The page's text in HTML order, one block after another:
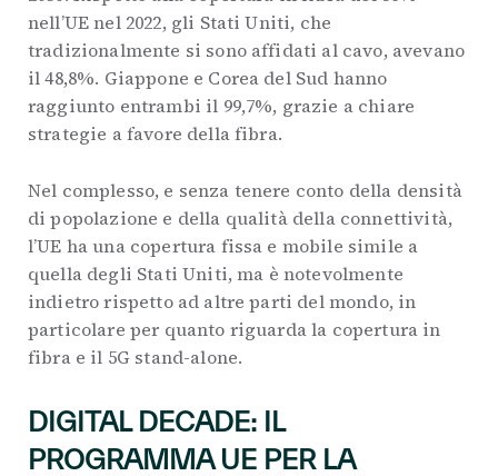
nell’UE nel 2022, gli Stati Uniti, che
tradizionalmente si sono affidati al cavo, avevano
il 48,8%. Giappone e Corea del Sud hanno
raggiunto entrambi il 99,7%, grazie a chiare
strategie a favore della fibra.
Nel complesso, e senza tenere conto della densità
di popolazione e della qualità della connettività,
l’UE ha una copertura fissa e mobile simile a
quella degli Stati Uniti, ma è notevolmente
indietro rispetto ad altre parti del mondo, in
particolare per quanto riguarda la copertura in
fibra e il 5G stand-alone.
DIGITAL DECADE: IL
PROGRAMMA UE PER LA